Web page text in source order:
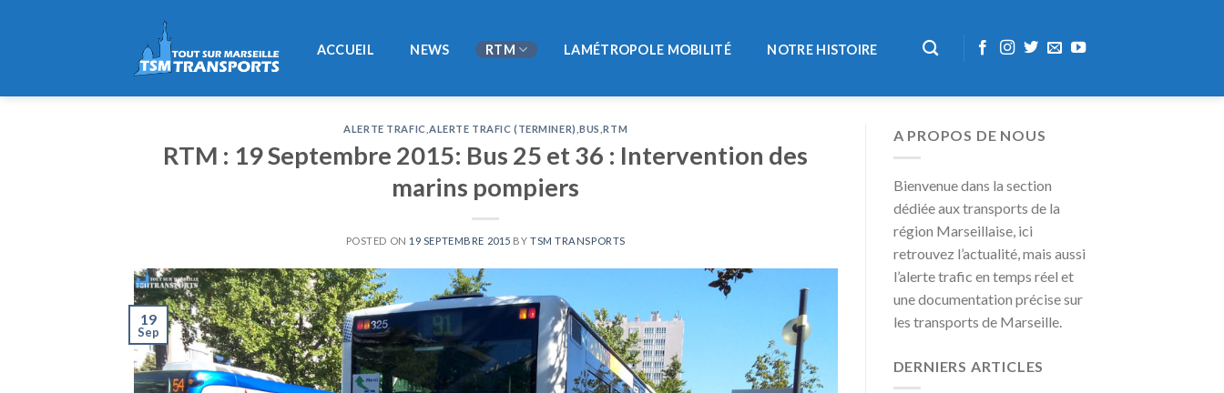
ACCUEIL NEWS RTM LAMÉTROPOLE MOBILITÉ NOTRE HISTOIRE
ALERTE TRAFIC ,ALERTE TRAFIC (TERMINER) ,BUS ,RTM
RTM : 19 Septembre 2015: Bus 25 et 36 : Intervention des
marins pompiers
POSTED ON 19 SEPTEMBRE 2015 BYTSM TRANSPORTS
19
Sep
A PROPOS DE NOUS
Bienvenue dans la section
dédiée aux transports de la
région Marseillaise, ici
retrouvez l’actualité, mais aussi
l’alerte trafic en temps réel et
une documentation précise sur
les transports de Marseille.
DERNIERS ARTICLES